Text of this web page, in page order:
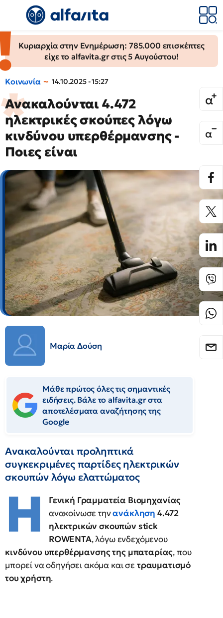
Κυριαρχία στην Ενημέρωση: 785.000 επισκέπτες
είχε το alfavita.gr στις 5 Αυγούστου!
Κοινωνία 14.10.2025 - 15:27
Ανακαλούνται 4.472
ηλεκτρικές σκούπες λόγω
κινδύνου υπερθέρμανσης -
Ποιες είναι
Μαρία Δούση
Μάθε πρώτος όλες τις σημαντικές
ειδήσεις. Βάλε το alfavita.gr στα
αποτελέσματα αναζήτησης της
Google
Ανακαλούνται προληπτικά
συγκεκριμένες παρτίδες ηλεκτρικών
σκουπών λόγω ελαττώματος
Η
Γενική Γραμματεία Βιομηχανίας
ανακοίνωσε τηνανάκληση4.472
ηλεκτρικών σκουπών stick
ROWENTA, λόγω ενδεχόμενου
κινδύνου υπερθέρμανσης της μπαταρίας, που
μπορεί να οδηγήσει ακόμα και σε τραυματισμό
του χρήστη.